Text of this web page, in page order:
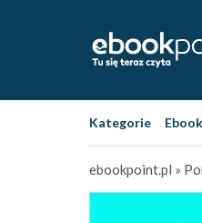
Kategorie
ebookpoint.pl »